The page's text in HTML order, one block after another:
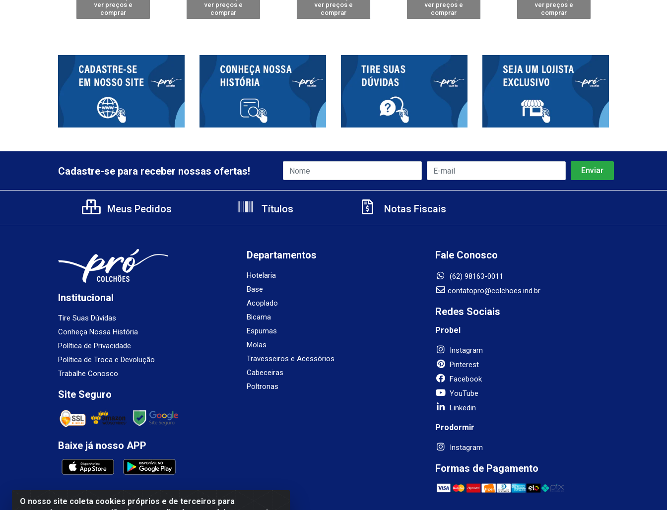
ver preços e
comprar
ver preços e
comprar
ver preços e
comprar
ver preços e
comprar
ver preços e
comprar
O nosso site coleta cookies próprios e de terceiros para
Cadastre-se para receber nossas ofertas!
Meus Pedidos Títulos Notas Fiscais
Institucional
Tire Suas Dúvidas
Conheça Nossa História
Política de Privacidade
Política de Troca e Devolução
Trabalhe Conosco
Site Seguro
Baixe já nosso APP
Departamentos
Hotelaria
Base
Acoplado
Bicama
Espumas
Molas
Travesseiros e Acessórios
Cabeceiras
Poltronas
Fale Conosco
(62) 98163-0011
contatopro@colchoes.ind.br
Redes Sociais
Probel
Instagram
Pinterest
Facebook
YouTube
Linkedin
Prodormir
Instagram
Formas de Pagamento